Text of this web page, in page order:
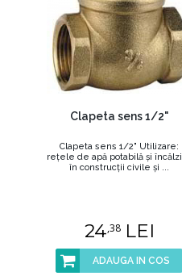
Clapeta sens 1/2"
Clapeta sens 1/2" Utilizare:
reţele de apă potabilă şi
în construcţii civile şi ...
24,38LEI
ADAUGA IN COS